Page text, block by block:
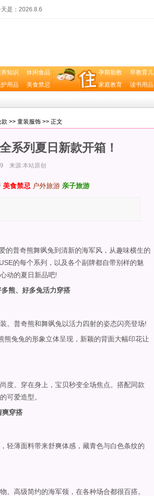
是： 2026.8.6
知识
休闲食品
用品
美食禁忌
孕期胎教
早教育儿
家庭教育
读书用品
款 >> 童装服饰 >> 正文
系列夏日新款开箱！
来源:本站原创
美食禁忌 户外旅游 亲子旅游
普奇熊舞飒兔到清新的海军风，从趣味横生的
的每个系列，以及各个副牌都自带别样的魅
动的夏日新品吧!
熊、好多兔活力穿搭
普奇熊和舞飒兔以活力四射的姿态闪亮登场!
兔兔的形象立体呈现，新颖的背面大幅印花让
。穿在身上，宝贝秒变全场焦点。搭配同款
可爱造型。
穿搭
薄面料带来舒爽体感，藏青色与白色条纹的
高级简约的海军领，在各种场合都很百搭。